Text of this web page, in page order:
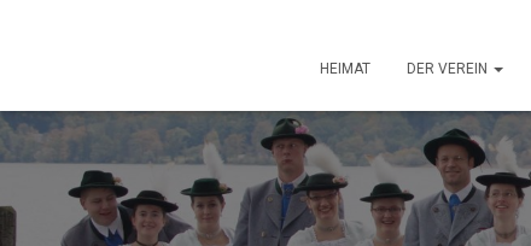
HEIMAT DER VEREIN